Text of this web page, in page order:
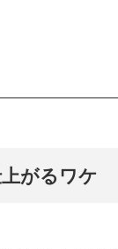
がるワケ